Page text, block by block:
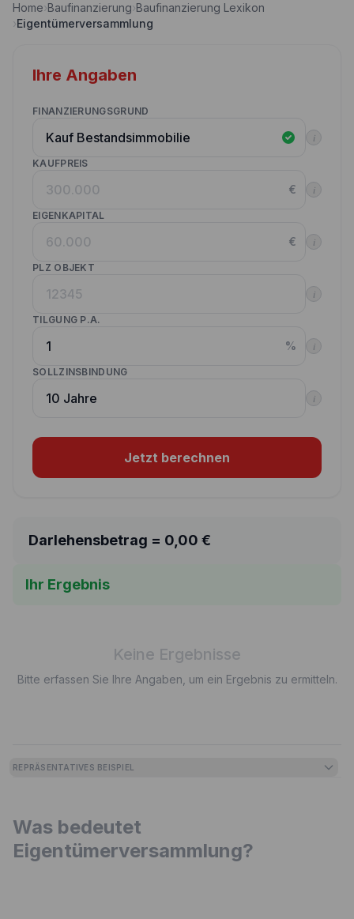
Nebenkostenrechner
Annuitätenrechner
Wettbewerbe
Kunden werben Kunden
Kontakt
Home›Baufinanzierung›Baufinanzierung Lexikon
›Eigentümerversammlung
Ihre Angaben
FINANZIERUNGSGRUND
i
KAUFPREIS
€ i
EIGENKAPITAL
€ i
PLZ OBJEKT
i
TILGUNG P.A.
% i
SOLLZINSBINDUNG
i
Jetzt berechnen
Darlehensbetrag = 0,00 €
Ihr Ergebnis
Keine Ergebnisse
Bitte erfassen Sie Ihre Angaben, um ein Ergebnis zu ermitteln.
REPRÄSENTATIVES BEISPIEL
Was bedeutet
Eigentümerversammlung?